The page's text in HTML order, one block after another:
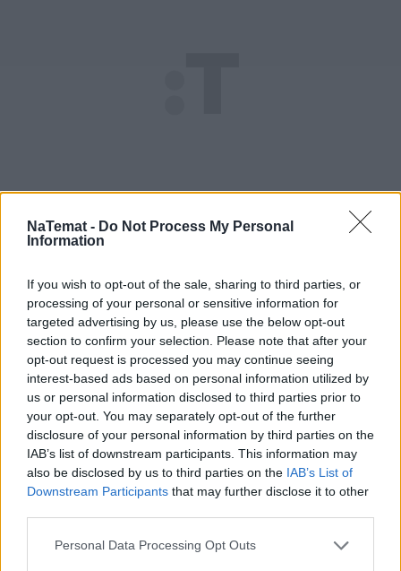
NaTemat - Do Not Process My Personal
Information
If you wish to opt-out of the sale, sharing to third parties, or
processing of your personal or sensitive information for
targeted advertising by us, please use the below opt-out
section to confirm your selection. Please note that after your
opt-out request is processed you may continue seeing
interest-based ads based on personal information utilized by
us or personal information disclosed to third parties prior to
your opt-out. You may separately opt-out of the further
disclosure of your personal information by third parties on the
IAB’s list of downstream participants. This information may
also be disclosed by us to third parties on the IAB’s List of
Downstream Participants that may further disclose it to other
Personal Data Processing Opt Outs